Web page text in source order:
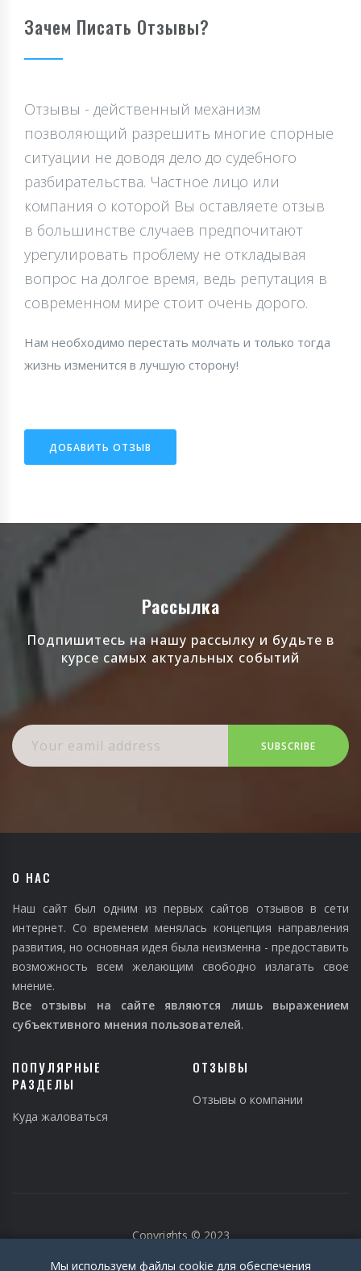
Зачем Писать Отзывы?
Отзывы - действенный механизм
позволяющий разрешить многие спорные
ситуации не доводя дело до судебного
разбирательства. Частное лицо или
компания о которой Вы оставляете отзыв
в большинстве случаев предпочитают
урегулировать проблему не откладывая
вопрос на долгое время, ведь репутация в
современном мире стоит очень дорого.
Нам необходимо перестать молчать и только тогда
жизнь изменится в лучшую сторону!
ДОБАВИТЬ ОТЗЫВ
Рассылка
Подпишитесь на нашу рассылку и будьте в
курсе самых актуальных событий
SUBSCRIBE
О НАС
Наш сайт был одним из первых сайтов отзывов в сети
интернет. Со временем менялась концепция направления
развития, но основная идея была неизменна - предоставить
возможность всем желающим свободно излагать свое
мнение.
Все отзывы на сайте являются лишь выражением
субъективного мнения пользователей.
ПОПУЛЯРНЫЕ
РАЗДЕЛЫ
Куда жаловаться
ОТЗЫВЫ
Отзывы о компании
Copyrights © 2023
Мы используем файлы cookie для обеспечения